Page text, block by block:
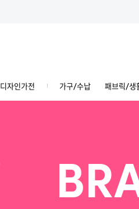
디자인가전 가구/수납 패브릭/생